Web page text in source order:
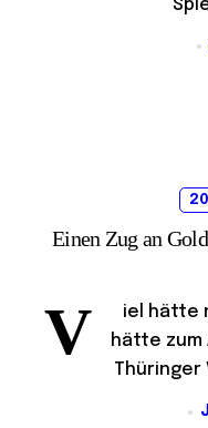
Einen Zug an
V
iel hätte
hätte zum
Thüringer